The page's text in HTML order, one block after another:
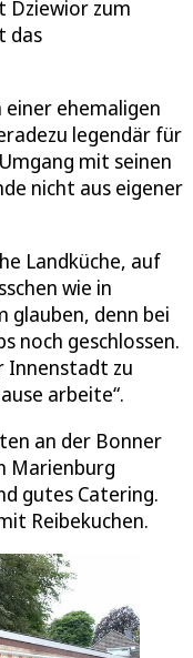
Dziewior zum
das
einer ehemaligen
legendär für
mit seinen
nicht aus eigener
Landküche, auf
wie in
glauben, denn bei
noch geschlossen.
Innenstadt zu
arbeite“.
an der Bonner
Marienburg
gutes Catering.
Reibekuchen.